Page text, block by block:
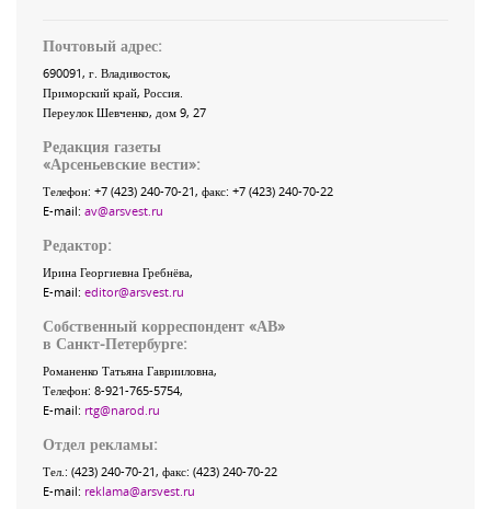
Почтовый адрес:
690091, г. Владивосток,
Приморский край, Россия
Переулок Шевченко, дом 9, 27
Редакция газеты
«Арсеньевские вести»:
Телефон: +7 (423) 240-70-21, факс: +7 (423) 240-70-22
E-mail: av@arsvest.ru
Редактор:
Ирина Георгиевна Гребнёва,
E-mail: editor@arsvest.ru
Собственный корреспондент «АВ»
в Санкт-Петербурге:
Романенко Татьяна Гаврииловна,
Телефон: 8-921-765-5754,
E-mail: rtg@narod.ru
Отдел рекламы:
Тел.: (423) 240-70-21, факс: (423) 240-70-22
E-mail: reklama@arsvest.ru